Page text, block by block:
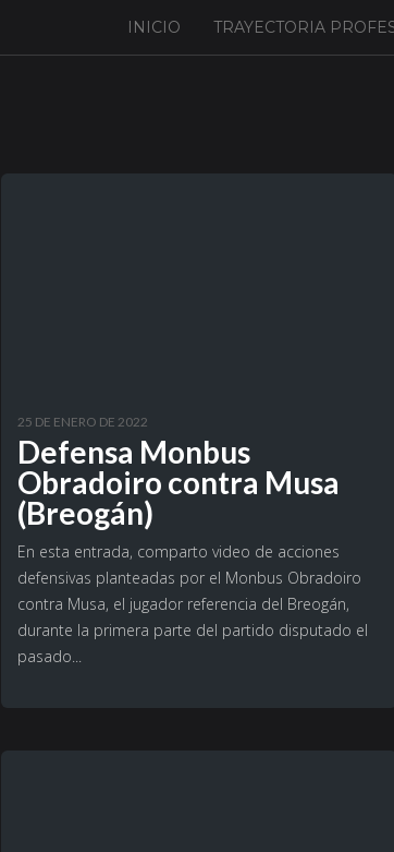
INICIO TRAYECTORIA
25 DE ENERO DE 2022
Defensa Monbus
Obradoiro contra Musa
(Breogán)
En esta entrada, comparto video de acciones
defensivas planteadas por el Monbus Obradoiro
contra Musa, el jugador referencia del Breogán,
durante la primera parte del partido disputado el
pasado...